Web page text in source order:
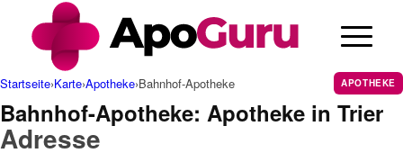
Startseite›Karte›Apotheke›Bahnhof-Apotheke APOTHEKE
Bahnhof-Apotheke: Apotheke in Trier
Adresse
Cannabis Rezept & Blüten CannaZen.de